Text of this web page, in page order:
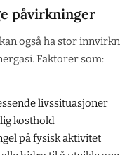
påvirkninger
også ha stor
Faktorer som:
livssituasjoner
kosthold
på fysisk aktivitet